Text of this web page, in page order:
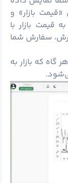
در آبان تتر به 2 روش «قیمت بازار» و
بازار با
سفارش شما
که بازار به